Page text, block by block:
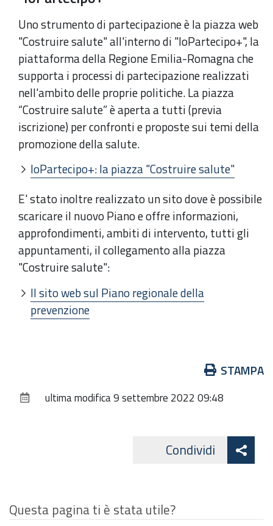
Uno strumento di partecipazione è la piazza web
"Costruire salute" all'interno di "IoPartecipo+", la
piattaforma della Regione Emilia-Romagna che
supporta i processi di partecipazione realizzati
nell'ambito delle proprie politiche. La piazza
“Costruire salute” è aperta a tutti (previa
iscrizione) per confronti e proposte sui temi della
promozione della salute.
IoPartecipo+: la piazza "Costruire salute"
E' stato inoltre realizzato un sito dove è possibile
scaricare il nuovo Piano e offre informazioni,
approfondimenti, ambiti di intervento, tutti gli
appuntamenti, il collegamento alla piazza
"Costruire salute":
Il sito web sul Piano regionale della
prevenzione
documento
STAMPA
ultima modifica9 settembre 2022 09:48
Condividi
Questa pagina ti è stata utile?